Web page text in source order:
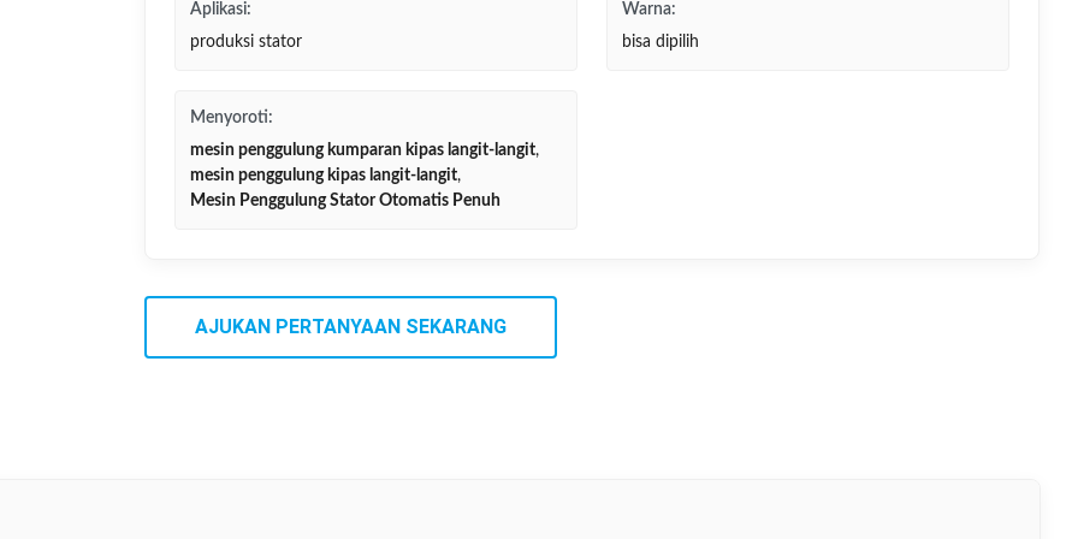
Aplikasi:
produksi stator
Warna:
bisa dipilih
Menyoroti:
mesin penggulung kumparan kipas langit-langit,
mesin penggulung kipas langit-langit,
Mesin Penggulung Stator Otomatis Penuh
AJUKAN PERTANYAAN SEKARANG